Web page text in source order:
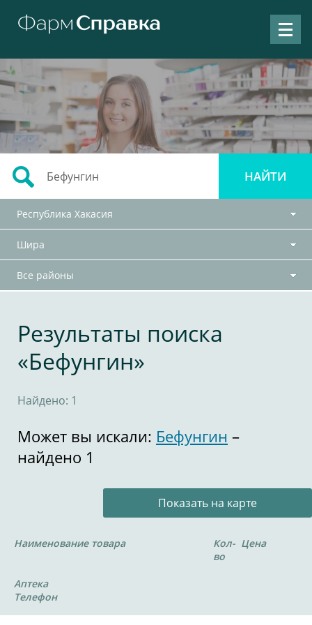
Республика Хакасия
Шира
Все районы
Результаты поиска
«Бефунгин»
Найдено: 1
Может вы искали: Бефунгин –
найдено 1
Показать на карте
Наименование товара
Кол-
во
Цена
Аптека
Телефон